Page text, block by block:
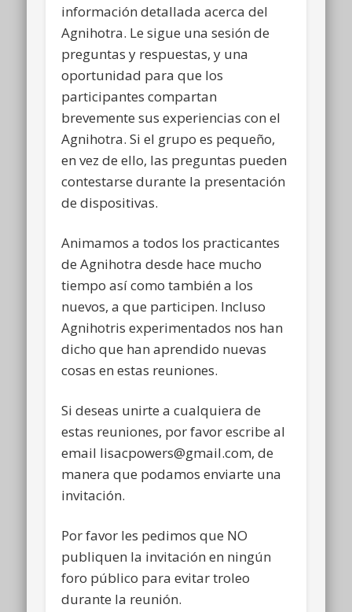
información detallada acerca del
Agnihotra. Le sigue una sesión de
preguntas y respuestas, y una
oportunidad para que los
participantes compartan
brevemente sus experiencias con el
Agnihotra. Si el grupo es pequeño,
en vez de ello, las preguntas pueden
contestarse durante la presentación
de dispositivas.
Animamos a todos los practicantes
de Agnihotra desde hace mucho
tiempo así como también a los
nuevos, a que participen. Incluso
Agnihotris experimentados nos han
dicho que han aprendido nuevas
cosas en estas reuniones.
Si deseas unirte a cualquiera de
estas reuniones, por favor escribe al
email lisacpowers@gmail.com, de
manera que podamos enviarte una
invitación.
Por favor les pedimos que NO
publiquen la invitación en ningún
foro público para evitar troleo
durante la reunión.